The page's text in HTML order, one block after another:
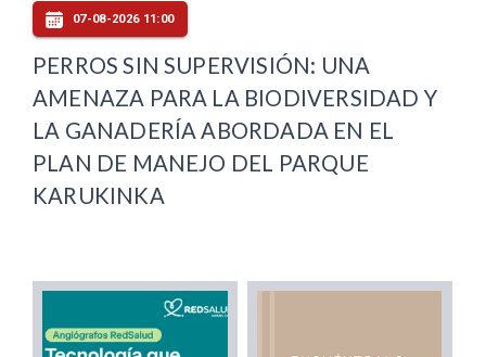
07-08-2026 11:00
PERROS SIN SUPERVISIÓN: UNA
AMENAZA PARA LA BIODIVERSIDAD Y
LA GANADERÍA ABORDADA EN EL
PLAN DE MANEJO DEL PARQUE
KARUKINKA